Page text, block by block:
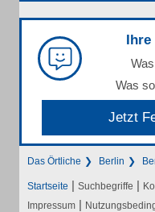
Ihre
Was
Jetzt
Das Örtliche Berlin
Startseite | Suchbegriffe |
Impressum |